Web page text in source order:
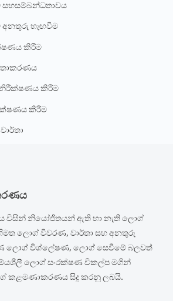
සහසම්බන්ධතාවය
අනතුරු හැඟවීම
කිරීම
කිරීම
කිරීම
විසින් නියෝජිතයන් ඇති හා නැති ලොග්
ලොග් විවරණ, වාර්තා සහ අනතුරු
ලොග් විශ්ලේෂණ, ලොග් සෙවීමේ බලවත්
ලොග් සංරක්ෂණ විකල්ප මගින්
කළමණාකරණය සිදු කරනු ලබයි.